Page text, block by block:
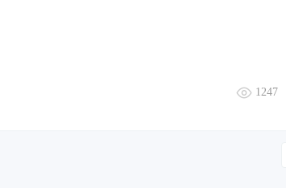
1247